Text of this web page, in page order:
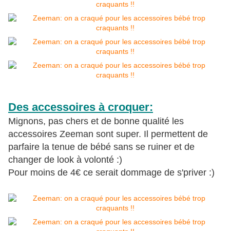
Des accessoires à croquer:
Mignons, pas chers et de bonne qualité les
accessoires Zeeman sont super. Il permettent de
parfaire la tenue de bébé sans se ruiner et de
changer de look à volonté :)
Pour moins de 4€ ce serait dommage de s'priver :)